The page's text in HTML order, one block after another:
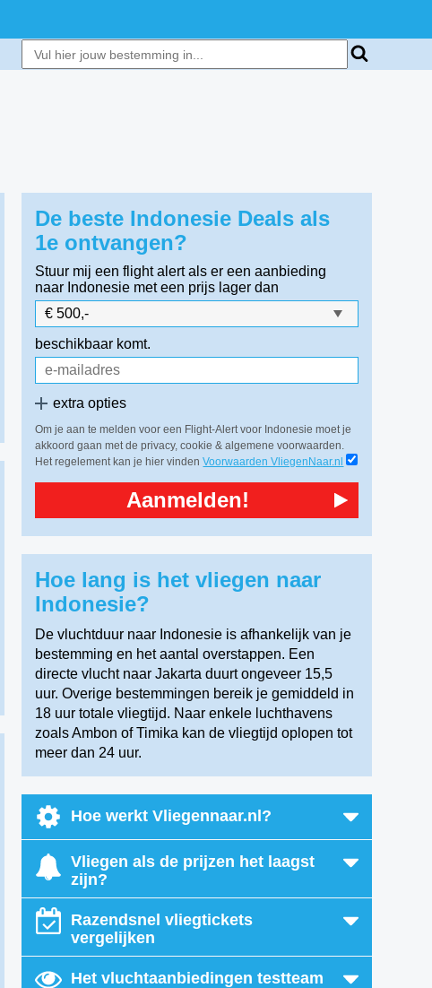
De beste Indonesie Deals als
1e ontvangen?
Stuur mij een flight alert als er een aanbieding
naar Indonesie met een prijs lager dan
beschikbaar komt.
extra opties
Om je aan te melden voor een Flight-Alert voor Indonesie moet je
akkoord gaan met de privacy, cookie & algemene voorwaarden.
Het regelement kan je hier vindenVoorwaarden VliegenNaar.nl
Aanmelden!
Hoe lang is het vliegen naar
Indonesie?
De vluchtduur naar Indonesie is afhankelijk van je
bestemming en het aantal overstappen. Een
directe vlucht naar Jakarta duurt ongeveer 15,5
uur. Overige bestemmingen bereik je gemiddeld in
18 uur totale vliegtijd. Naar enkele luchthavens
zoals Ambon of Timika kan de vliegtijd oplopen tot
meer dan 24 uur.
Hoe werkt Vliegennaar.nl?
Vliegen als de prijzen het laagst
zijn?
Razendsnel vliegtickets
vergelijken
Het vluchtaanbiedingen testteam